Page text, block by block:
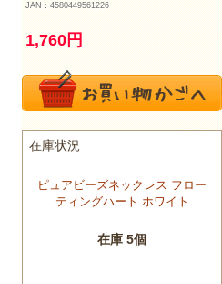
JAN：4580449561226
1,760円